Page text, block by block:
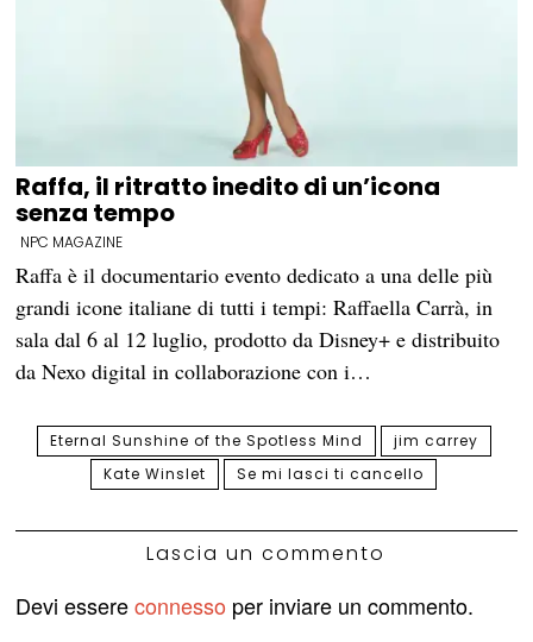
Raffa, il ritratto inedito di un’icona
senza tempo
NPC MAGAZINE
Raffa è il documentario evento dedicato a una delle più
grandi icone italiane di tutti i tempi: Raffaella Carrà, in
sala dal 6 al 12 luglio, prodotto da Disney+ e distribuito
da Nexo digital in collaborazione con i…
Eternal Sunshine of the Spotless Mind
jim carrey
Kate Winslet
Se mi lasci ti cancello
Lascia un commento
Devi essereconnesso per inviare un commento.